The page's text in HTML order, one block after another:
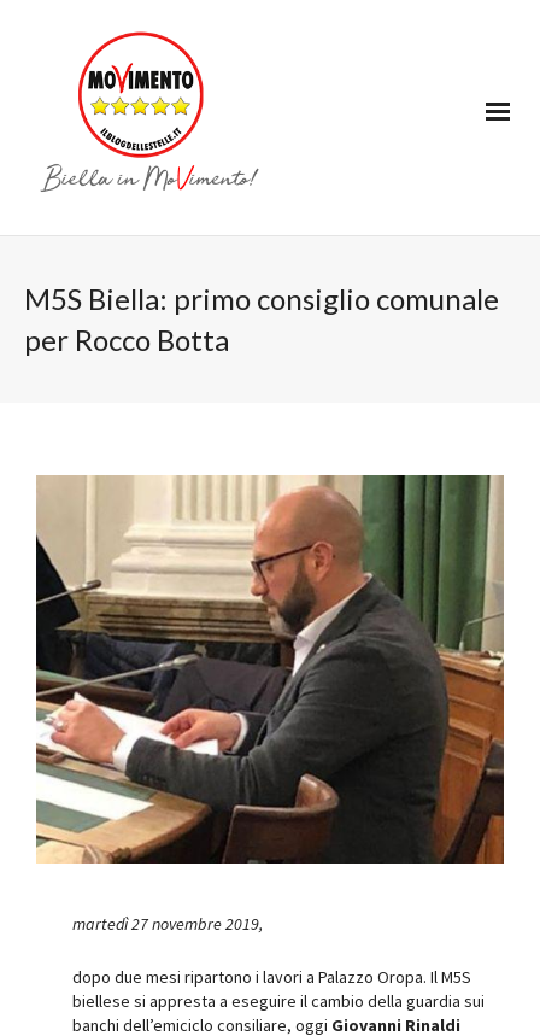
M5S Biella: primo consiglio comunale
per Rocco Botta
martedì 27 novembre 2019,
dopo due mesi ripartono i lavori a Palazzo Oropa. Il M5S
biellese si appresta a eseguire il cambio della guardia sui
banchi dell’emiciclo consiliare, oggi Giovanni Rinaldi